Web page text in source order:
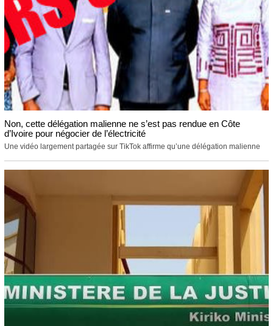
Non, cette délégation malienne ne s’est pas rendue en Côte
d’Ivoire pour négocier de l’électricité
Une vidéo largement partagée sur TikTok affirme qu’une délégation malienne